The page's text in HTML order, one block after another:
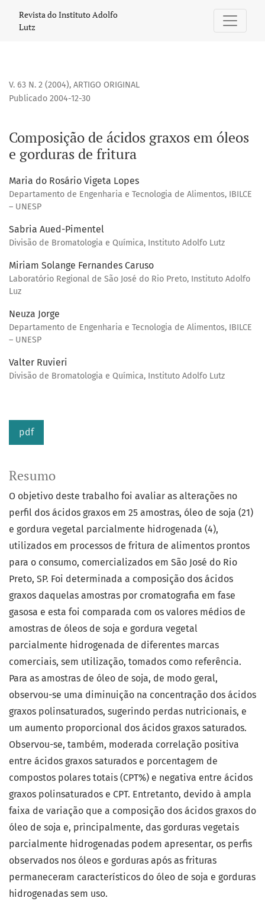
Composição de ácidos graxos em óleos e gorduras de
Revista do Instituto Adolfo
Lutz
V. 63 N. 2 (2004), ARTIGO ORIGINAL
Composição de ácidos graxos em óleos
e gorduras de fritura
Publicado 2004-12-30
Maria do Rosário Vigeta Lopes
Departamento de Engenharia e Tecnologia de Alimentos, IBILCE
– UNESP
Sabria Aued-Pimentel
Divisão de Bromatologia e Química, Instituto Adolfo Lutz
Miriam Solange Fernandes Caruso
Laboratório Regional de São José do Rio Preto, Instituto Adolfo
Luz
Neuza Jorge
Departamento de Engenharia e Tecnologia de Alimentos, IBILCE
– UNESP
Valter Ruvieri
Divisão de Bromatologia e Química, Instituto Adolfo Lutz
pdf
Resumo
O objetivo deste trabalho foi avaliar as alterações no
perfil dos ácidos graxos em 25 amostras, óleo de soja (21)
e gordura vegetal parcialmente hidrogenada (4),
utilizados em processos de fritura de alimentos prontos
para o consumo, comercializados em São José do Rio
Preto, SP. Foi determinada a composição dos ácidos
graxos daquelas amostras por cromatografia em fase
gasosa e esta foi comparada com os valores médios de
amostras de óleos de soja e gordura vegetal
parcialmente hidrogenada de diferentes marcas
comerciais, sem utilização, tomados como referência.
Para as amostras de óleo de soja, de modo geral,
observou-se uma diminuição na concentração dos ácidos
graxos polinsaturados, sugerindo perdas nutricionais, e
um aumento proporcional dos ácidos graxos saturados.
Observou-se, também, moderada correlação positiva
entre ácidos graxos saturados e porcentagem de
compostos polares totais (CPT%) e negativa entre ácidos
graxos polinsaturados e CPT. Entretanto, devido à ampla
faixa de variação que a composição dos ácidos graxos do
óleo de soja e, principalmente, das gorduras vegetais
parcialmente hidrogenadas podem apresentar, os perfis
observados nos óleos e gorduras após as frituras
permaneceram característicos do óleo de soja e gorduras
hidrogenadas sem uso.